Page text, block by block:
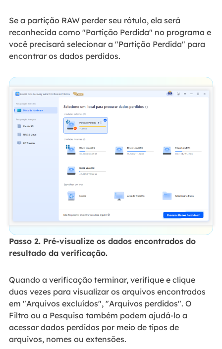
Se a partição RAW perder seu rótulo, ela será
reconhecida como "Partição Perdida" no programa e
você precisará selecionar a "Partição Perdida" para
encontrar os dados perdidos.
Passo 2. Pré-visualize os dados encontrados do
resultado da verificação.
Quando a verificação terminar, verifique e clique
duas vezes para visualizar os arquivos encontrados
em "Arquivos excluídos", "Arquivos perdidos". O
Filtro ou a Pesquisa também podem ajudá-lo a
acessar dados perdidos por meio de tipos de
arquivos, nomes ou extensões.